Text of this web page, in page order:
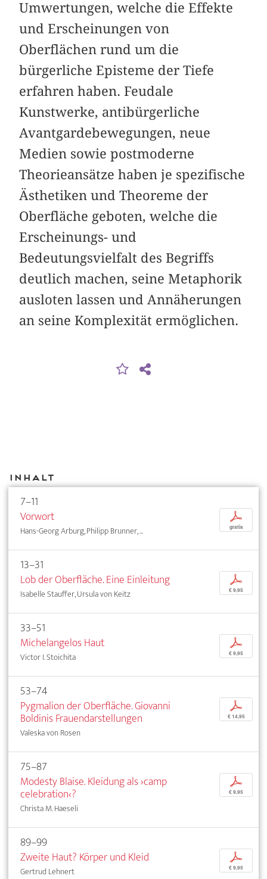
Umwertungen, welche die Effekte
und Erscheinungen von
Oberflächen rund um die
bürgerliche Episteme der Tiefe
erfahren haben. Feudale
Kunstwerke, antibürgerliche
Avantgardebewegungen, neue
Medien sowie postmoderne
Theorieansätze haben je spezifische
Ästhetiken und Theoreme der
Oberfläche geboten, welche die
Erscheinungs- und
Bedeutungsvielfalt des Begriffs
deutlich machen, seine Metaphorik
ausloten lassen und Annäherungen
an seine Komplexität ermöglichen.
Inhalt
7–11
Vorwort
Hans-Georg Arburg, Philipp Brunner, ...
p
gratis
13–31
Lob der Oberfläche. Eine Einleitung
Isabelle Stauffer, Ursula von Keitz
p
€ 9,95
33–51
Michelangelos Haut
Victor I. Stoichita
p
€ 9,95
53–74
Pygmalion der Oberfläche. Giovanni
Boldinis Frauendarstellungen
Valeska von Rosen
p
€ 14,95
75–87
Modesty Blaise. Kleidung als ›camp
celebration‹?
Christa M. Haeseli
p
€ 9,95
89–99
Zweite Haut? Körper und Kleid
Gertrud Lehnert
p
€ 9,95